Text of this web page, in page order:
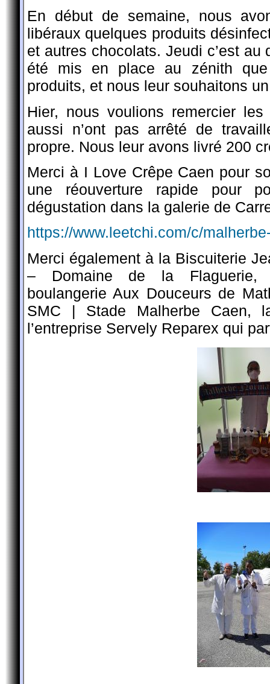
En début de semaine, nous
libéraux quelques produits
et autres chocolats. Jeudi c’est
été mis en place au zénith
produits, et nous leur souhaitons
Hier, nous voulions remercier
aussi n’ont pas arrêté de
propre. Nous leur avons livré 200
Merci à I Love Crêpe Caen pour
une réouverture rapide pour
dégustation dans la galerie de
https://www.leetchi.com/c/
Merci également à la Biscuiterie
– Domaine de la Flaguerie,
boulangerie Aux Douceurs de
SMC | Stade Malherbe Caen,
l’entreprise Servely Reparex qui